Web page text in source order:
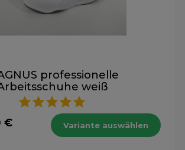
professionelle
weiß
€ Variante auswählen